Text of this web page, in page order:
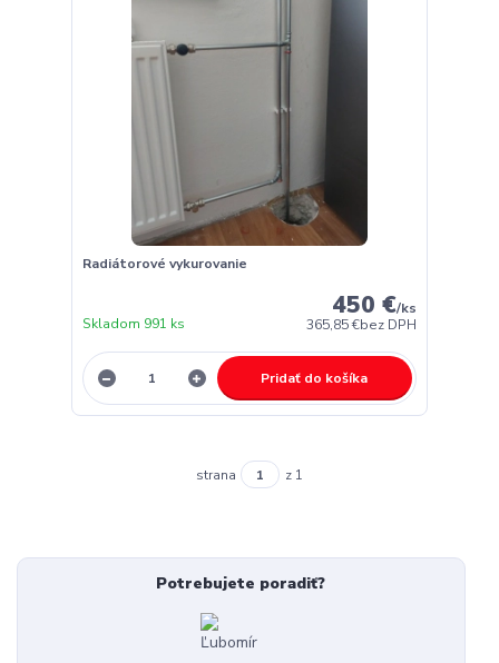
Radiátorové vykurovanie
450 €/ks
365,85 €bez DPH
Skladom 991 ks
Pridať do košíka
strana z 1
Potrebujete poradiť?